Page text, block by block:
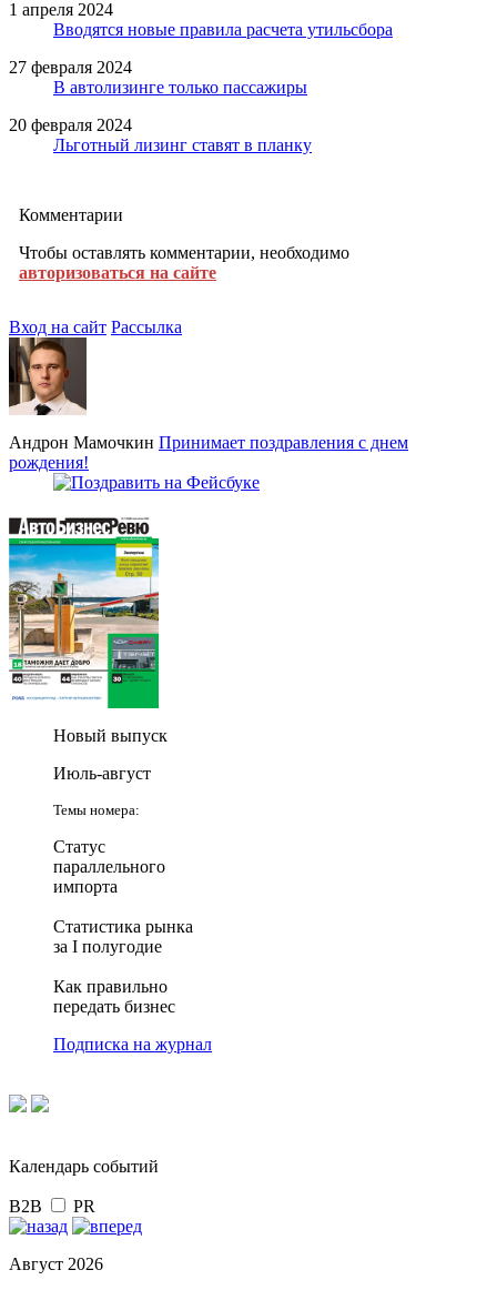
1 апреля 2024
Вводятся новые правила расчета утильсбора
27 февраля 2024
В автолизинге только пассажиры
20 февраля 2024
Льготный лизинг ставят в планку
Комментарии
Чтобы оставлять комментарии, необходимо
авторизоваться на сайте
Вход на сайт Рассылка
Андрон Мамочкин Принимает поздравления с днем
рождения!
Новый выпуск
Июль-август
Темы номера:
Статус
параллельного
импорта
Статистика рынка
за I полугодие
Как правильно
передать бизнес
Подписка на журнал
Календарь событий
B2B PR
Август 2026